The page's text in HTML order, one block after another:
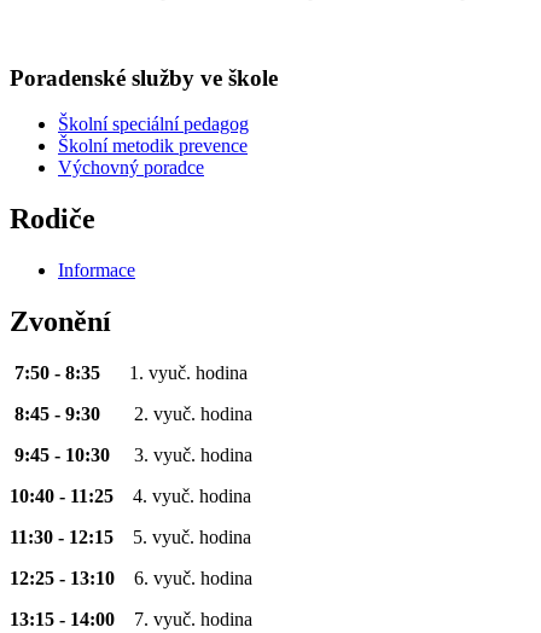
Poradenské služby ve škole
Školní speciální pedagog
Školní metodik prevence
Výchovný poradce
Rodiče
Informace
Zvonění
7:50 - 8:35 1. vyuč. hodina
8:45 - 9:30 2. vyuč. hodina
9:45 - 10:30 3. vyuč. hodina
10:40 - 11:25 4. vyuč. hodina
11:30 - 12:15 5. vyuč. hodina
12:25 - 13:10 6. vyuč. hodina
13:15 - 14:00 7. vyuč. hodina